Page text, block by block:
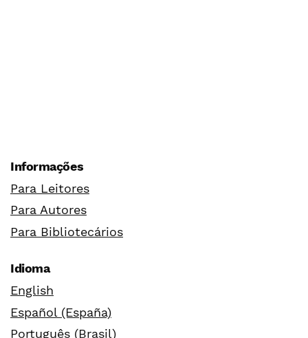
Informações
Para Leitores
Para Autores
Para Bibliotecários
Idioma
English
Español (España)
Português (Brasil)